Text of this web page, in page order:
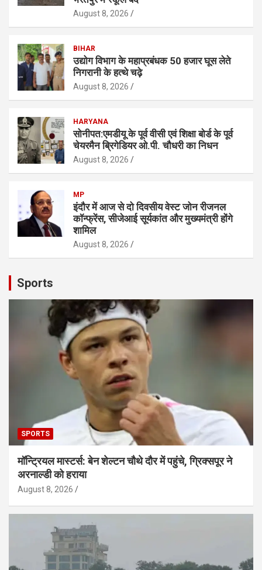
August 8, 2026
BIHAR
उद्योग विभाग के महाप्रबंधक 50 हजार घूस लेते
निगरानी के हत्थे चढ़े
August 8, 2026
HARYANA
सोनीपत:एमडीयू के पूर्व वीसी एवं शिक्षा बाेर्ड के पूर्व
चेयरमैन ब्रिगेडियर ओ.पी. चौधरी का निधन
August 8, 2026
MP
इंदौर में आज से दो दिवसीय वेस्ट जोन रीजनल
कॉन्फ्रेंस, सीजेआई सूर्यकांत और मुख्यमंत्री होंगे
शामिल
August 8, 2026
Sports
SPORTS
मॉन्ट्रियल मास्टर्स: बेन शेल्टन चौथे दौर में पहुंचे, ग्रिक्सपूर ने
अरनाल्डी को हराया
August 8, 2026